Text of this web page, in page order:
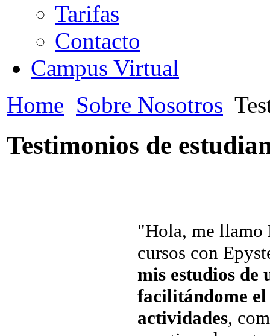
Tarifas
Contacto
Campus Virtual
Home Sobre Nosotros
Testimonios de
"Hola, me llamo
cursos con
mis estudios
facilitándome
actividades,